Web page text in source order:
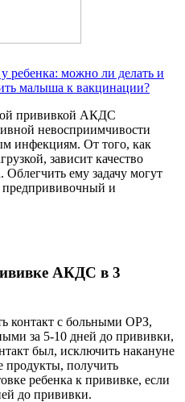
ребенка: можно ли делать и
малыша к вакцинации?
прививкой АКДС
невосприимчивости
инфекциям. От того, как
зависит качество
ему задачу могут
предпрививочный и
АКДС в 3
контакт с больными ОРЗ,
за 5-10 дней до прививки,
был, исключить накануне
продукты, получить
ребенка к прививке, если
до прививки.